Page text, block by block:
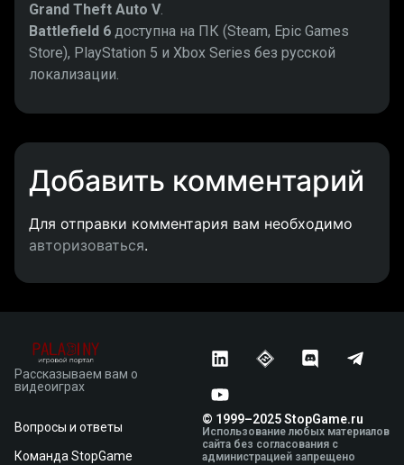
Grand Theft Auto V.
Battlefield 6 доступна на ПК (Steam, Epic Games
Store), PlayStation 5 и Xbox Series без русской
локализации.
Добавить комментарий
Для отправки комментария вам необходимо
авторизоваться.
Рассказываем вам о
видеоиграх
Вопросы и ответы
Команда StopGame
© 1999–2025 StopGame.ru
Использование любых материалов
сайта без согласования с
администрацией запрещено